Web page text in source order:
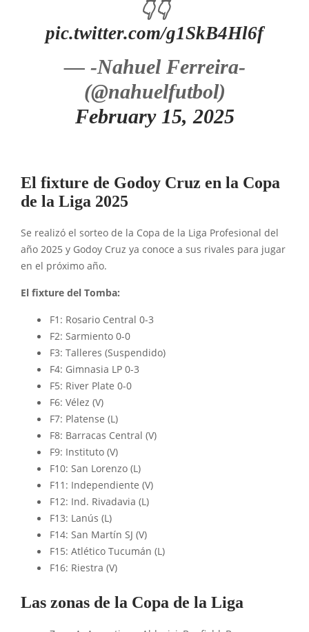
👇👇
pic.twitter.com/g1SkB4Hl6f
— -Nahuel Ferreira-
(@nahuelfutbol)
February 15, 2025
El fixture de Godoy Cruz en la Copa
de la Liga 2025
Se realizó el sorteo de la Copa de la Liga Profesional del
año 2025 y Godoy Cruz ya conoce a sus rivales para jugar
en el próximo año.
El fixture del Tomba:
F1: Rosario Central 0-3
F2: Sarmiento 0-0
F3: Talleres (Suspendido)
F4: Gimnasia LP 0-3
F5: River Plate 0-0
F6: Vélez (V)
F7: Platense (L)
F8: Barracas Central (V)
F9: Instituto (V)
F10: San Lorenzo (L)
F11: Independiente (V)
F12: Ind. Rivadavia (L)
F13: Lanús (L)
F14: San Martín SJ (V)
F15: Atlético Tucumán (L)
F16: Riestra (V)
Las zonas de la Copa de la Liga